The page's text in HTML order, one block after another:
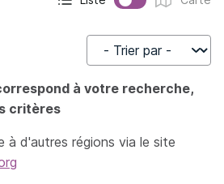
Affichage actif :
Affichage :
Trier par
à votre recherche,
critères
à d'autres régions via le site